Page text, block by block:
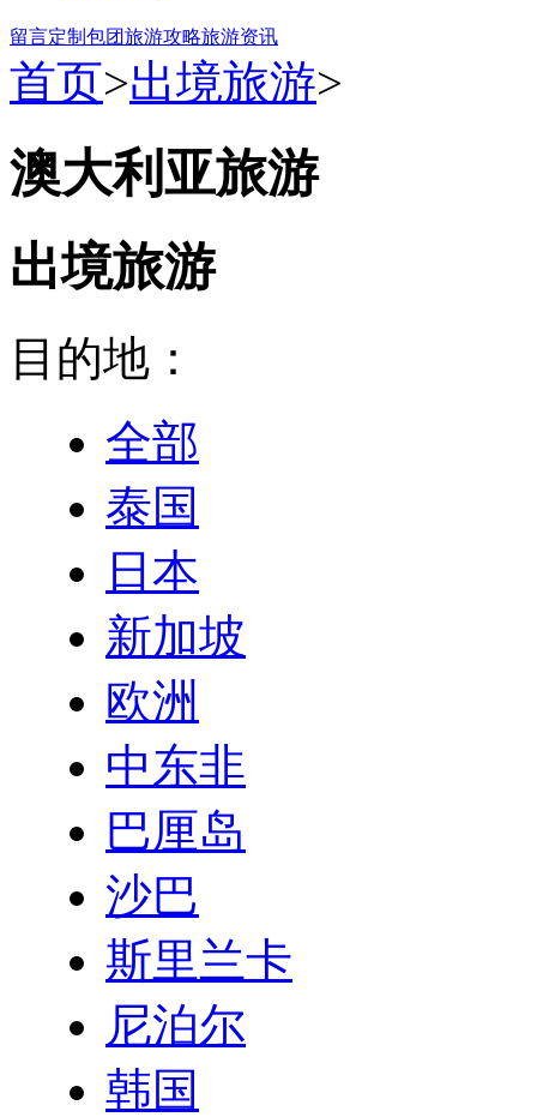
留言定制包团旅游攻略旅游资讯
首页>出境旅游>
澳大利亚旅游
出境旅游
目的地：
全部
泰国
日本
新加坡
欧洲
中东非
巴厘岛
沙巴
斯里兰卡
尼泊尔
韩国